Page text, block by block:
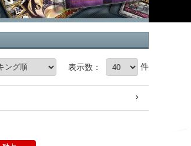
表示数： 件